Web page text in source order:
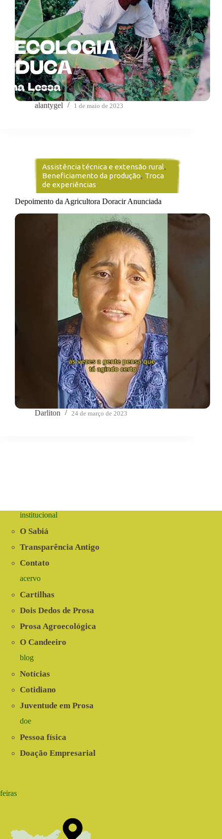
alantygel 1 de maio de 2023
Assistência técnica e extensão rural,
Beneficiamento da produção, Troca
de experiências
Depoimento da Agricultora Doracir Anunciada
Darliton 24 de março de 2023
institucional
O Sabiá
Transparência Antigo
Contato
acervo
Cartilhas
Dois Dedos de Prosa
Prosa Agroecológica
O Candeeiro
blog
Notícias
Cotidiano
Juventude em Prosa
doe
Pessoa física
Doação Empresarial
feiras